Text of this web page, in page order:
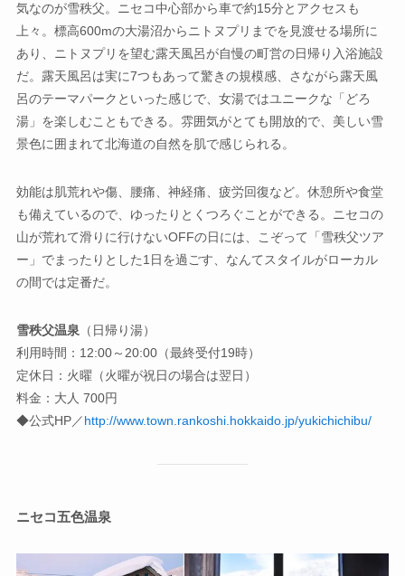
気なのが雪秩父。ニセコ中心部から車で約15分とアクセスも
上々。標高600mの大湯沼からニトヌプリまでを見渡せる場所に
あり、ニトヌプリを望む露天風呂が自慢の町営の日帰り入浴施設
だ。露天風呂は実に7つもあって驚きの規模感、さながら露天風
呂のテーマパークといった感じで、女湯ではユニークな「どろ
湯」を楽しむこともできる。雰囲気がとても開放的で、美しい雪
景色に囲まれて北海道の自然を肌で感じられる。
効能は肌荒れや傷、腰痛、神経痛、疲労回復など。休憩所や食堂
も備えているので、ゆったりとくつろぐことができる。ニセコの
山が荒れて滑りに行けないOFFの日には、こぞって「雪秩父ツア
ー」でまったりとした1日を過ごす、なんてスタイルがローカル
の間では定番だ。
雪秩父温泉（日帰り湯）
利用時間：12:00～20:00（最終受付19時）
定休日：火曜（火曜が祝日の場合は翌日）
料金：大人 700円
◆公式HP／http://www.town.rankoshi.hokkaido.jp/yukichichibu/
ニセコ五色温泉